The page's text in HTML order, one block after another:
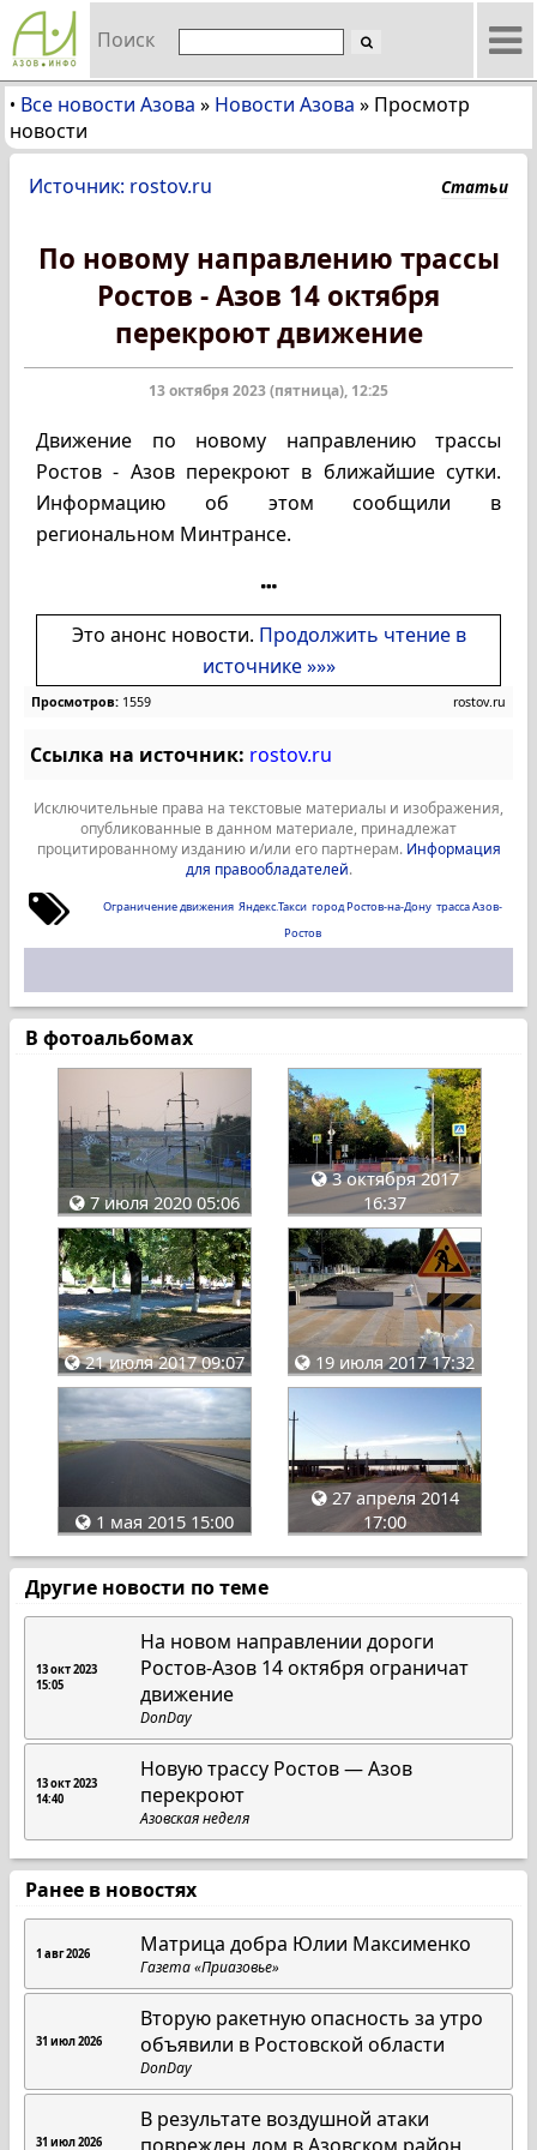
Поиск
• Все новости Азова » Новости Азова » Просмотр
новости
Источник: rostov.ru Статьи
По новому направлению трассы
Ростов - Азов 14 октября
перекроют движение
13 октября 2023 (пятница), 12:25
Движение по новому направлению трассы
Ростов - Азов перекроют в ближайшие сутки.
Информацию об этом сообщили в
региональном Минтрансе.
Это анонс новости. Продолжить чтение в
источнике »»»
Просмотров: 1559 rostov.ru
Ссылка на источник: rostov.ru
Исключительные права на текстовые материалы и изображения,
опубликованные в данном материале, принадлежат
процитированному изданию и/или его партнерам. Информация
для правообладателей.
Ограничение движения Яндекс.Такси город Ростов-на-Дону трасса Азов-
Ростов
В фотоальбомах
7 июля 2020 05:06
3 октября 2017
16:37
21 июля 2017 09:07 19 июля 2017 17:32
1 мая 2015 15:00
27 апреля 2014
17:00
Другие новости по теме
13 окт 2023
15:05
На новом направлении дороги
Ростов-Азов 14 октября ограничат
движение
DonDay
13 окт 2023
14:40
Новую трассу Ростов — Азов
перекроют
Азовская неделя
Ранее в новостях
1 авг 2026 Матрица добра Юлии Максименко
Газета «Приазовье»
31 июл 2026
Вторую ракетную опасность за утро
объявили в Ростовской области
DonDay
31 июл 2026
В результате воздушной атаки